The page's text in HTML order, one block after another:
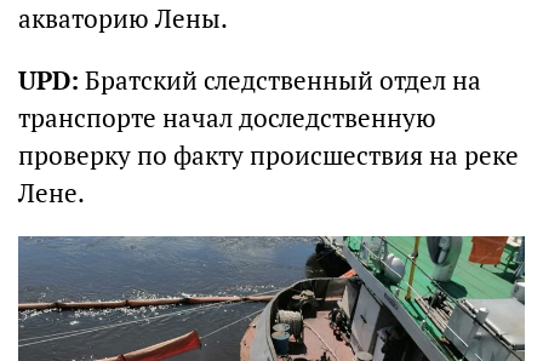
акваторию Лены.
UPD: Братский следственный отдел на
транспорте начал доследственную
проверку по факту происшествия на реке
Лене.